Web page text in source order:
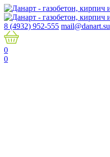
8 (4932) 952-555 mail@danart.su
0
0